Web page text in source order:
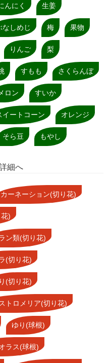
んにく 生姜
なしめじ 梅 果物
りんご 梨
すもも さくらんぼ
メロン すいか
イートコーン オレンジ
そら豆 もやし
細へ
カーネーション(切り花)
)
ン類(切り花)
(切り花)
(切り花)
トロメリア(切り花)
ゆり(球根)
ラス(球根)